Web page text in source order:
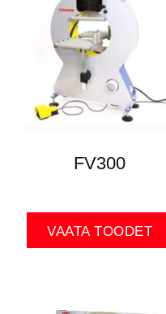
FV300
VAATA TOODET